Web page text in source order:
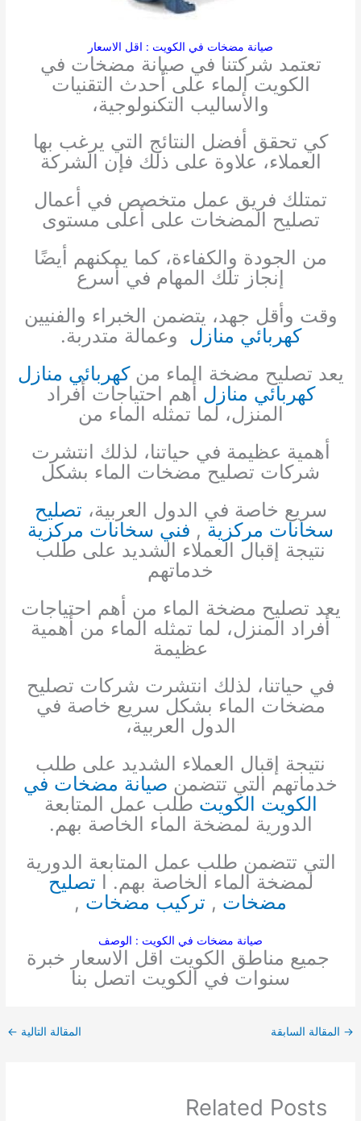
صيانة مضخات في الكويت : اقل الاسعار
تعتمد شركتنا في صيانة مضخات في
الكويت الماء على أحدث التقنيات
والأساليب التكنولوجية،
كي تحقق أفضل النتائج التي يرغب بها
العملاء، علاوة على ذلك فإن الشركة
تمتلك فريق عمل متخصص في أعمال
تصليح المضخات على أعلى مستوى
من الجودة والكفاءة، كما يمكنهم أيضًا
إنجاز تلك المهام في أسرع
وقت وأقل جهد، يتضمن الخبراء والفنيين
كهربائي منازل وعمالة متدربة.
يعد تصليح مضخة الماء منكهربائي منازل
كهربائي منازل أهم احتياجات أفراد
المنزل، لما تمثله الماء من
أهمية عظيمة في حياتنا، لذلك انتشرت
شركات تصليح مضخات الماء بشكل
سريع خاصة في الدول العربية، تصليح
سخانات مركزية , فني سخانات مركزية
نتيجة إقبال العملاء الشديد على طلب
خدماتهم
يعد تصليح مضخة الماء من أهم احتياجات
أفراد المنزل، لما تمثله الماء من أهمية
عظيمة
في حياتنا، لذلك انتشرت شركات تصليح
مضخات الماء بشكل سريع خاصة في
الدول العربية،
نتيجة إقبال العملاء الشديد على طلب
خدماتهم التي تتضمن صيانة مضخات في
الكويت الكويت طلب عمل المتابعة
الدورية لمضخة الماء الخاصة بهم.
التي تتضمن طلب عمل المتابعة الدورية
لمضخة الماء الخاصة بهم. ا تصليح
مضخات , تركيب مضخات ,
صيانة مضخات في الكويت : الوصف
جميع مناطق الكويت اقل الاسعار خبرة
سنوات في الكويت اتصل بنا
→ المقالة السابقة المقالة التالية ←
Related Posts